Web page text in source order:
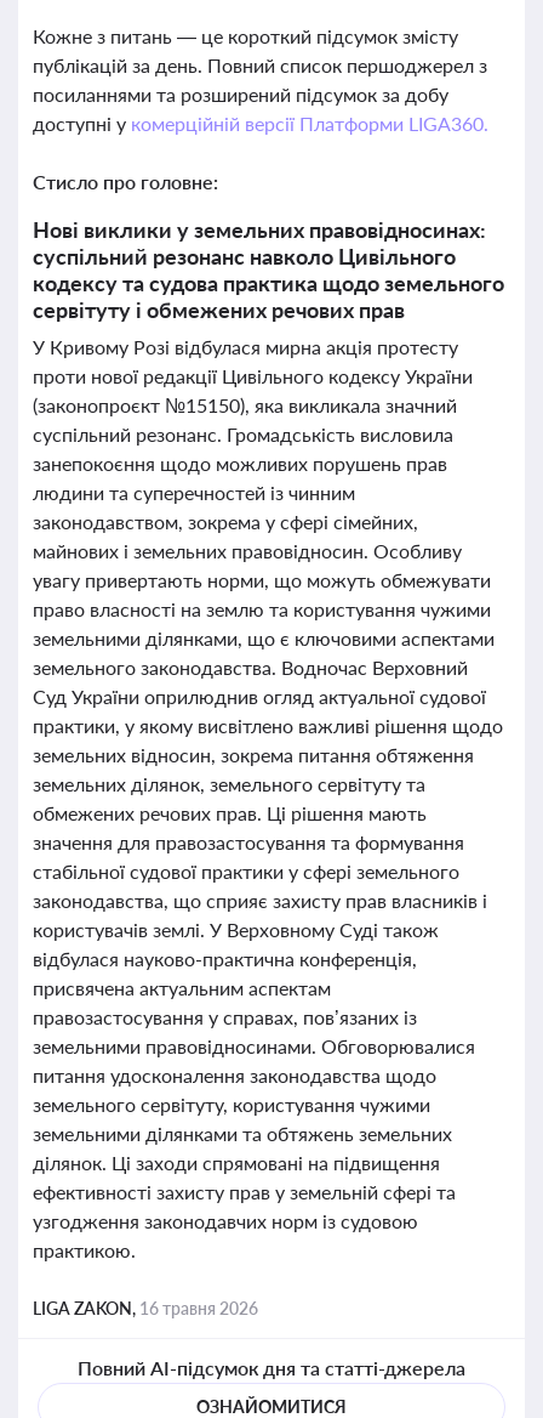
Кожне з питань — це короткий підсумок змісту
публікацій за день. Повний список першоджерел з
посиланнями та розширений підсумок за добу
доступні у комерційній версії Платформи LIGA360.
Стисло про головне:
Нові виклики у земельних правовідносинах:
суспільний резонанс навколо Цивільного
кодексу та судова практика щодо земельного
сервітуту і обмежених речових прав
У Кривому Розі відбулася мирна акція протесту
проти нової редакції Цивільного кодексу України
(законопроєкт №15150), яка викликала значний
суспільний резонанс. Громадськість висловила
занепокоєння щодо можливих порушень прав
людини та суперечностей із чинним
законодавством, зокрема у сфері сімейних,
майнових і земельних правовідносин. Особливу
увагу привертають норми, що можуть обмежувати
право власності на землю та користування чужими
земельними ділянками, що є ключовими аспектами
земельного законодавства. Водночас Верховний
Суд України оприлюднив огляд актуальної судової
практики, у якому висвітлено важливі рішення щодо
земельних відносин, зокрема питання обтяження
земельних ділянок, земельного сервітуту та
обмежених речових прав. Ці рішення мають
значення для правозастосування та формування
стабільної судової практики у сфері земельного
законодавства, що сприяє захисту прав власників і
користувачів землі. У Верховному Суді також
відбулася науково-практична конференція,
присвячена актуальним аспектам
правозастосування у справах, пов’язаних із
земельними правовідносинами. Обговорювалися
питання удосконалення законодавства щодо
земельного сервітуту, користування чужими
земельними ділянками та обтяжень земельних
ділянок. Ці заходи спрямовані на підвищення
ефективності захисту прав у земельній сфері та
узгодження законодавчих норм із судовою
практикою.
LIGA ZAKON, 16 травня 2026
Повний AI-підсумок дня та статті-джерела
ОЗНАЙОМИТИСЯ